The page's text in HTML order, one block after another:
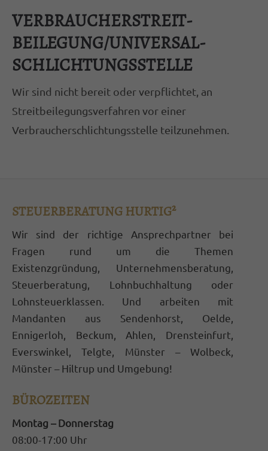
VERBRAUCHER­STREIT­
BEILEGUNG/UNIVERSAL­
SCHLICHTUNGS­STELLE
Wir sind nicht bereit oder verpflichtet, an
Streitbeilegungsverfahren vor einer
Verbraucherschlichtungsstelle teilzunehmen.
STEUERBERATUNG HURTIG²
Wir sind der richtige Ansprechpartner bei
Fragen rund um die Themen
Existenzgründung, Unternehmensberatung,
Steuerberatung, Lohnbuchhaltung oder
Lohnsteuerklassen. Und arbeiten mit
Mandanten aus Sendenhorst, Oelde,
Ennigerloh, Beckum, Ahlen, Drensteinfurt,
Everswinkel, Telgte, Münster – Wolbeck,
Münster – Hiltrup und Umgebung!
BÜROZEITEN
Montag – Donnerstag
08:00-17:00 Uhr